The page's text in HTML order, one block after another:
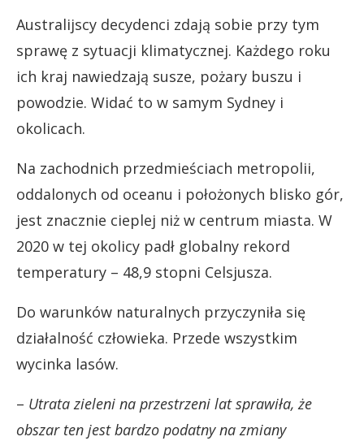
Australijscy decydenci zdają sobie przy tym
sprawę z sytuacji klimatycznej. Każdego roku
ich kraj nawiedzają susze, pożary buszu i
powodzie. Widać to w samym Sydney i
okolicach.
Na zachodnich przedmieściach metropolii,
oddalonych od oceanu i położonych blisko gór,
jest znacznie cieplej niż w centrum miasta. W
2020 w tej okolicy padł globalny rekord
temperatury – 48,9 stopni Celsjusza.
Do warunków naturalnych przyczyniła się
działalność człowieka. Przede wszystkim
wycinka lasów.
– Utrata zieleni na przestrzeni lat sprawiła, że
obszar ten jest bardzo podatny na zmiany